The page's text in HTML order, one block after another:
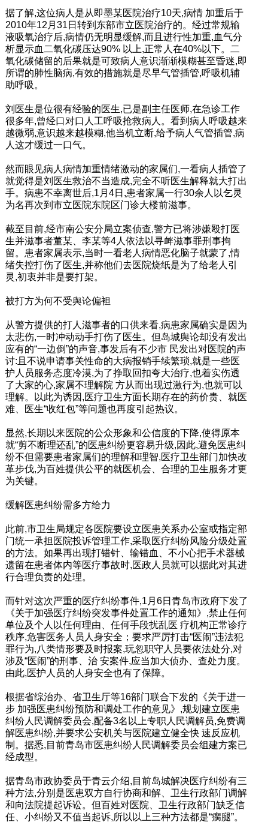
据了解,这位病人是从即墨某医院治疗10天,病情 加重后于
2010年12月31日转到东部市立医院治疗的。经过常规输
液吸氧治疗后,病情仍无明显缓解,而且进行性加重,血气分
析显示血二氧化碳压达90% 以上,正常人在40%以下。二
氧化碳储留的后果就是可致病人意识渐渐模糊甚至昏迷,即
所谓的肺性脑病,有效的措施就是尽早气管插管,呼吸机辅
助呼吸。
刘医生是位很有经验的医生,已是副主任医师,在急诊工作
很多年,曾经口对口人工呼吸抢救病人。看到病人呼吸越来
越微弱,意识越来越模糊,他当机立断,给予病人气管插管,病
人这才缓过一口气。
然而眼见病人病情加重情绪激动的家属们,一看病人插管了
就觉得是刘医生救治不当造成,完全不听医生解释就大打出
手。病患不幸离世后,1月4日,患者家属一行30余人以乞灵
为名再次到市立医院东院区门诊大楼前滋事。
截至目前,经市南公安分局立案侦查,警方已将涉嫌殴打医
生并滋事者董某、李某等4人依法以寻衅滋事罪刑事拘
留。患者家属表示,当时一看老人病情恶化脑子就蒙了,情
绪失控打伤了医生,并称他们去医院烧纸是为了给老人引
灵,初衷并非是要打架。
被打方为何不受舆论偏袒
从警方提供的打人滋事者的口供来看,病患家属确实是因为
太悲伤,一时冲动动手打伤了医生。但岛城舆论却没有发出
应有的“一边倒”的声音,事发后有不少市 民发出对医院的声
讨:且不说申请事关性命的大病报销手续繁琐,就是一些医
护人员服务态度冷漠,为了挣取回扣夸大治疗,也着实伤透
了大家的心,家属不理解院 方从而出现过激行为,也就可以
理解。以此为诱因,医疗卫生方面长期存在的药价贵、就医
难、医生“收红包”等问题也再度引起热议。
显然,长期以来医院的公众形象和公信度的下降,使得原本
就“剪不断理还乱”的医患纠纷更容易升级,因此,避免医患纠
纷不但需要患者家属们的理解和理智,医疗卫生部门加快改
革步伐,为百姓提供公平的就医机会、合理的卫生服务才更
为关键。
缓解医患纠纷需多方给力
此前,市卫生局规定各医院要设立医患关系办公室或指定部
门统一承担医院投诉管理工作,采取医疗纠纷风险分级处置
的方法。如果再出现打错针、输错血、不小心把手术器械
遗留在患者体内等医疗事故时,医政人员就可以据此对其进
行合理负责的处理。
而针对这次严重的医疗纠纷事件,1月6日青岛市政府下发了
《关于加强医疗纠纷突发事件处置工作的通知》,禁止任何
单位及个人以任何理由、任何手段扰乱医 疗机构正常诊疗
秩序,危害医务人员人身安全；要求严厉打击“医闹”违法犯
罪行为,八类情形要及时报案,玩忽职守人员要依法处分,对
涉及“医闹”的刑事、治 安案件,应当加大侦办、查处力度。
由此,医护人员的人身安全也有了保障。
根据省综治办、省卫生厅等16部门联合下发的《关于进一
步 加强医患纠纷预防和调处工作的意见》,规划建立医患
纠纷人民调解委员会,配备3名以上专职人民调解员,免费调
解医患纠纷,并要求公安机关与医院建立健全快 速反应机
制。据悉,目前青岛市医患纠纷人民调解委员会组建方案已
经成型。
据青岛市政协委员于青云介绍,目前岛城解决医疗纠纷有三
种方法,分别是医患双方自行协商和解、卫生行政部门调解
和向法院提起诉讼。但百姓对医院、卫生行政部门缺乏信
任、小纠纷又不值当起诉,所以以上三种方法都是“瘸腿”。